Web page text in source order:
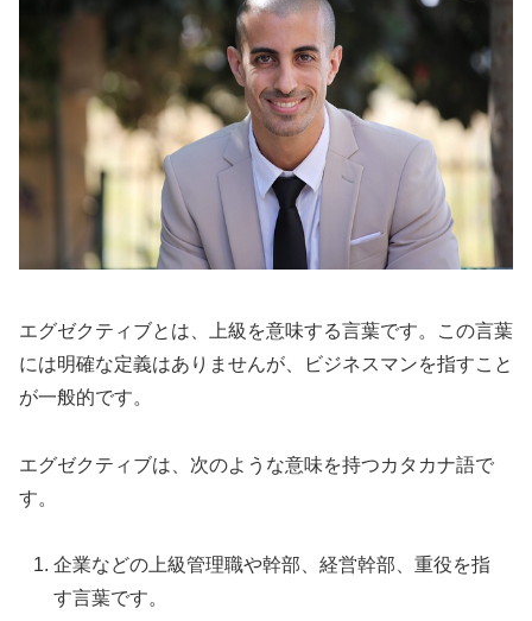
エグゼクティブとは、上級を意味する言葉です。この言葉
には明確な定義はありませんが、ビジネスマンを指すこと
が一般的です。
エグゼクティブは、次のような意味を持つカタカナ語で
す。
企業などの上級管理職や幹部、経営幹部、重役を指
す言葉です。